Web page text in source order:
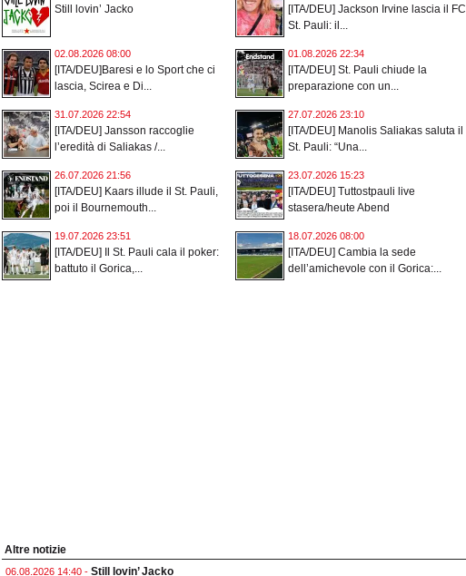
Still lovin’ Jacko
[ITA/DEU] Jackson Irvine lascia il FC
St. Pauli: il...
02.08.2026 08:00
[ITA/DEU]Baresi e lo Sport che ci
lascia, Scirea e Di...
01.08.2026 22:34
[ITA/DEU] St. Pauli chiude la
preparazione con un...
31.07.2026 22:54
[ITA/DEU] Jansson raccoglie
l’eredità di Saliakas /...
27.07.2026 23:10
[ITA/DEU] Manolis Saliakas saluta il
St. Pauli: “Una...
26.07.2026 21:56
[ITA/DEU] Kaars illude il St. Pauli,
poi il Bournemouth...
23.07.2026 15:23
[ITA/DEU] Tuttostpauli live
stasera/heute Abend
19.07.2026 23:51
[ITA/DEU] Il St. Pauli cala il poker:
battuto il Gorica,...
18.07.2026 08:00
[ITA/DEU] Cambia la sede
dell’amichevole con il Gorica:...
Altre notizie
06.08.2026 14:40 - Still lovin’ Jacko